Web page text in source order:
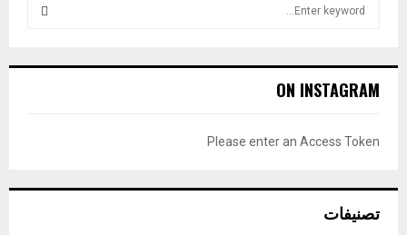
h
C
ON INSTAGRAM
Please enter an Access Token
تصنيفات